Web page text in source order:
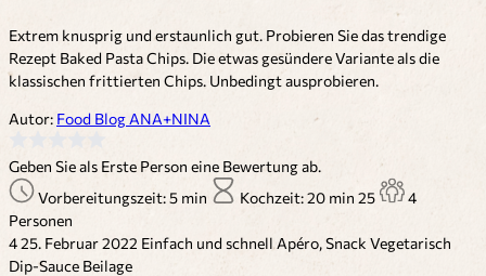
Extrem knusprig und erstaunlich gut. Probieren Sie das trendige
Rezept Baked Pasta Chips. Die etwas gesündere Variante als die
klassischen frittierten Chips. Unbedingt ausprobieren.
Autor: Food Blog ANA+NINA
Geben Sie als Erste Person eine Bewertung ab.
Vorbereitungszeit: 5 min
Kochzeit: 20 min 25
4
Personen
425. Februar 2022 Einfach und schnellApéro, Snack Vegetarisch
Dip-Sauce Beilage